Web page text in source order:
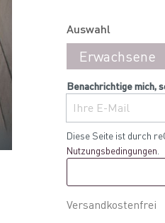
Auswahl
Erwachsene
Benachrichtige mich,
Diese Seite ist durch
Nutzungsbedingungen
Versandkostenfrei